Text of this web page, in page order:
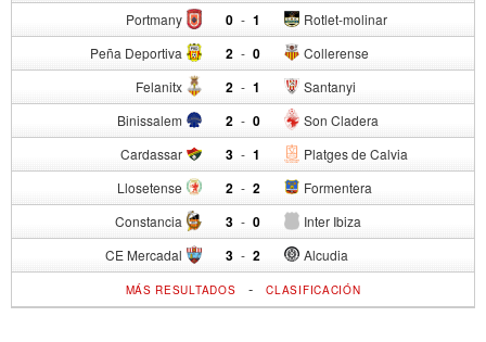
Portmany 0 - Rotlet-molinar
1
Peña Deportiva 2 - Collerense
0
Felanitx 2 - Santanyi
1
Binissalem 2 - Son Cladera
0
Cardassar 3 - Platges de Calvia
1
Llosetense 2 - Formentera
2
Constancia 3 - Inter Ibiza
0
CE Mercadal 3 - Alcudia
2
MÁS RESULTADOS -CLASIFICACIÓN